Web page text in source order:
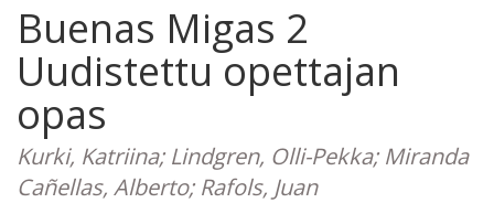
Buenas Migas 2
Uudistettu opettajan
opas
Kurki, Katriina; Lindgren, Olli-Pekka; Miranda
Cañellas, Alberto; Rafols, Juan